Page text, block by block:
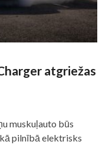
atgriežas
muskuļauto būs
pilnībā elektrisks